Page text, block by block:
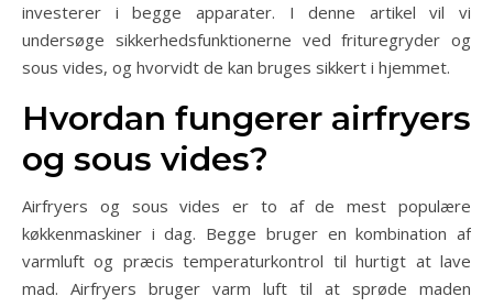
investerer i begge apparater. I denne artikel vil vi
undersøge sikkerhedsfunktionerne ved frituregryder og
sous vides, og hvorvidt de kan bruges sikkert i hjemmet.
Hvordan fungerer airfryers
og sous vides?
Airfryers og sous vides er to af de mest populære
køkkenmaskiner i dag. Begge bruger en kombination af
varmluft og præcis temperaturkontrol til hurtigt at lave
mad. Airfryers bruger varm luft til at sprøde maden